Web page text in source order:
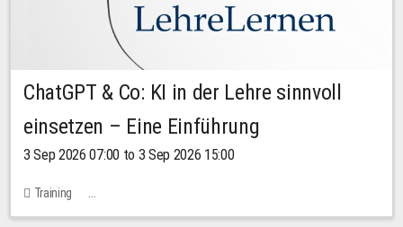
ChatGPT & Co: KI in der Lehre sinnvoll
einsetzen – Eine Einführung
3 Sep 2026 07:00 to 3 Sep 2026 15:00
Training
Bachstraße 18k - SR 102 (Seminarraum Servicestelle LehreLernen)